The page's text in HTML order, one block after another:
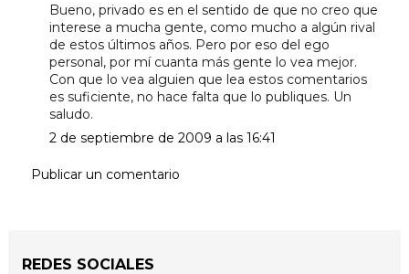
Bueno, privado es en el sentido de que no creo que
interese a mucha gente, como mucho a algún rival
de estos últimos años. Pero por eso del ego
personal, por mí cuanta más gente lo vea mejor.
Con que lo vea alguien que lea estos comentarios
es suficiente, no hace falta que lo publiques. Un
saludo.
2 de septiembre de 2009 a las 16:41
Publicar un comentario
REDES SOCIALES